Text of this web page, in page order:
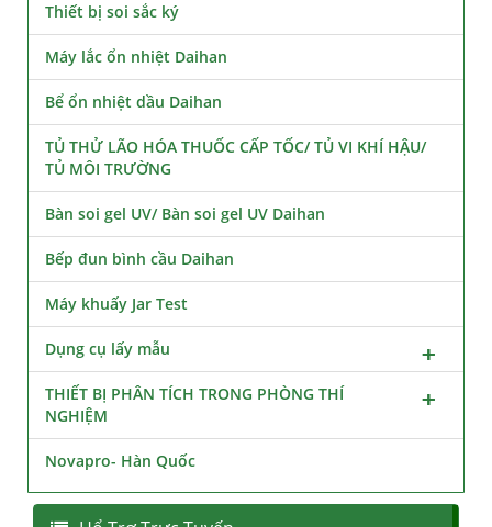
Thiết bị soi sắc ký
Máy lắc ổn nhiệt Daihan
Bể ổn nhiệt dầu Daihan
TỦ THỬ LÃO HÓA THUỐC CẤP TỐC/ TỦ VI KHÍ HẬU/
TỦ MÔI TRƯỜNG
Bàn soi gel UV/ Bàn soi gel UV Daihan
Bếp đun bình cầu Daihan
Máy khuấy Jar Test
Dụng cụ lấy mẫu
THIẾT BỊ PHÂN TÍCH TRONG PHÒNG THÍ
NGHIỆM
Novapro- Hàn Quốc